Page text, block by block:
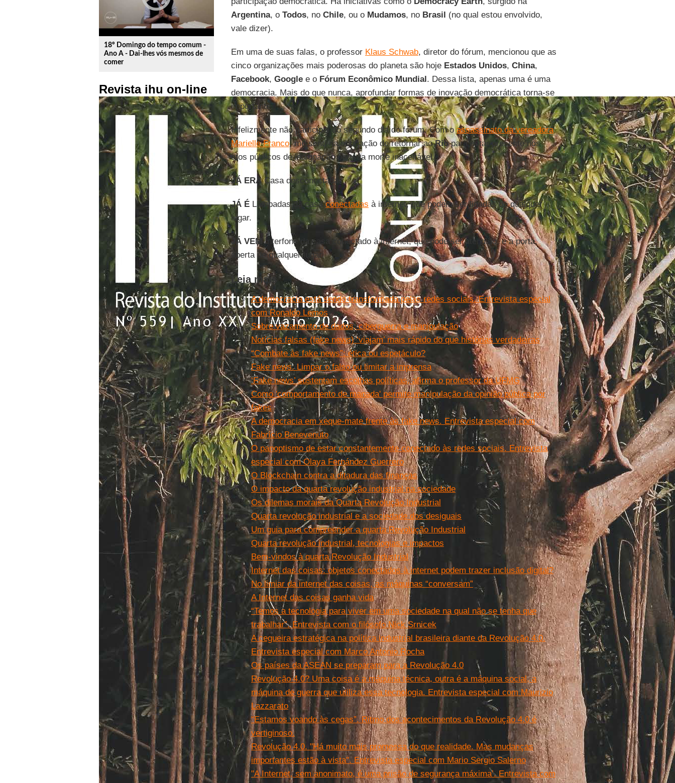
18º Domingo do tempo comum -
Ano A - Dai-lhes vós mesmos de
comer
Revista ihu on-line
Argentina, o Todos, no Chile, ou o Mudamos, no Brasil (no qual estou envolvido,
vale dizer).
Em uma de suas falas, o professor Klaus Schwab, diretor do fórum, mencionou que as
cinco organizações mais poderosas do planeta são hoje Estados Unidos, China,
Facebook, Googlee o Fórum Econômico Mundial. Dessa lista, apenas uma é uma
democracia. Mais do que nunca, aprofundar formas de inovação democrática torna-se
importante.
Infelizmente não participei do segundo dia do fórum. Com oassassinato da vereadora
Marielle Franco, me senti na obrigação de retornar aoRiopara estar presente nos
atos públicos de indignação por sua morte inaceitável.
JÁ ERACasa desconectada.
JÁ ÉLâmpadas da casaconectadas à internet, que podem ser ligadas de qualquer
lugar.
JÁ VEM Interfone da casa conectado à internet, que pode ser atendido, e a porta,
aberta de qualquer lugar.
Leia mais
A democracia está sendo transformada pelas redes sociais. Entrevista especial
com Ronaldo Lemos
Sobre vazamento de dados, ciberguerra e manipulação
Notícias falsas (fake news) ‘viajam’ mais rápido do que histórias verdadeiras
“Combate às fake news”: ética ou espetáculo?
Fake news. Limpar o falso ou limitar a imprensa
‘Fake news’ sustentam escolhas políticas, afirma o professor da UFMG
Como 'comportamento de manada' permite manipulação da opinião pública por
fakes
A democracia em xeque-mate frente às fake news. Entrevista especial com
Fabrício Benevenuto
O panoptismo de estar constantemente conectado às redes sociais. Entrevista
especial com Olaya Fernández Guerrero
O Blockchain contra a ditadura das finanças
O impacto da quarta revolução industrial na sociedade
Os dilemas morais da Quarta Revolução Industrial
Quarta revolução industrial e a sociedade dos desiguais
Um guia para compreender a quarta Revolução Industrial
Quarta revolução industrial, tecnologias e impactos
Bem-vindos à quarta Revolução Industrial
Internet das coisas: objetos conectados à internet podem trazer inclusão digital?
No limiar da internet das coisas, as máquinas “conversam”
A Internet das coisas ganha vida
“Temos a tecnologia para viver em uma sociedade na qual não se tenha que
trabalhar”. Entrevista com o filósofo Nick Srnicek
A cegueira estratégica na política industrial brasileira diante da Revolução 4.0.
Entrevista especial com Marco Antonio Rocha
Os países da ASEAN se preparam para a Revolução 4.0
Revolução 4.0? Uma coisa é a máquina técnica, outra é a máquina social, a
máquina de guerra que utiliza essa tecnologia. Entrevista especial com Maurizio
Lazzarato
"Estamos voando às cegas”. Ritmo dos acontecimentos da Revolução 4.0 é
vertiginoso.
Revolução 4.0. "Há muito mais promessa do que realidade. Mas mudanças
importantes estão à vista". Entrevista especial com Mario Sergio Salerno
"A Internet, sem anonimato, é uma prisão de segurança máxima’. Entrevista com